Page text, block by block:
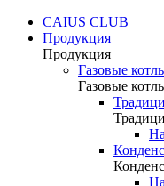
CAIUS CLUB
Продукция
Продукция
Газовые
Газовые